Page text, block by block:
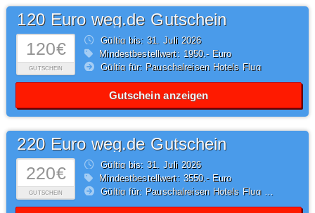
120€
GUTSCHEIN
120 Euro weg.de Gutschein
Gültig bis: 31.Juli2026
Mindestbestellwert: 1950,- Euro
Gültig für: Pauschalreisen Hotels Flug
Gutschein anzeigen
220€
GUTSCHEIN
220 Euro weg.de Gutschein
Gültig bis: 31.Juli2026
Mindestbestellwert: 3550,- Euro
Gültig für: Pauschalreisen Hotels Flug Hotel